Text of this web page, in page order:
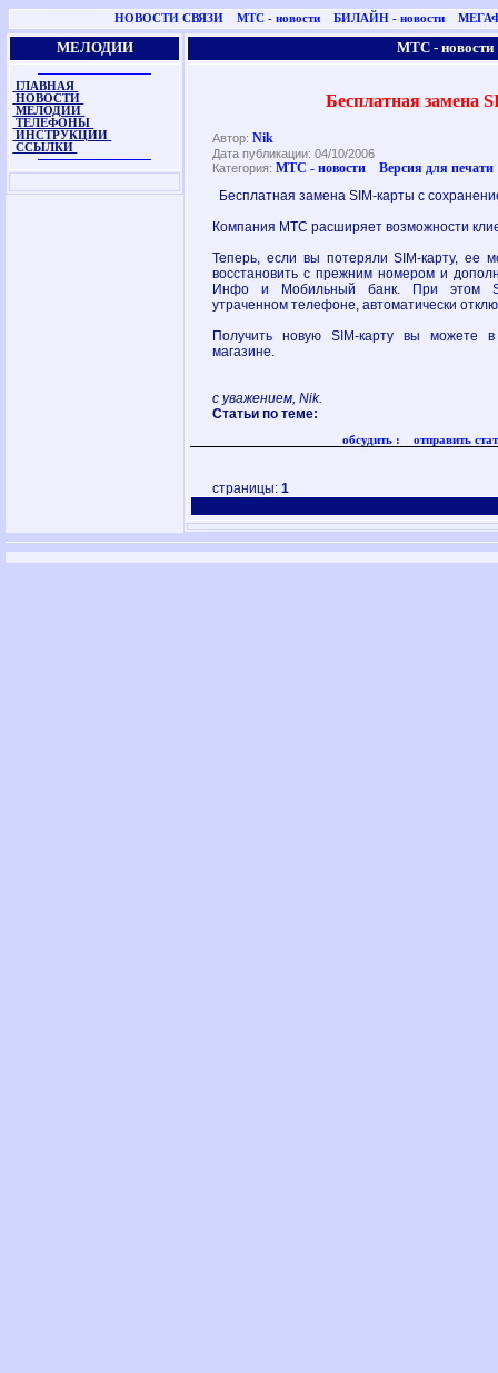
НОВОСТИ СВЯЗИ МТС - новости БИЛАЙН - новости
МЕЛОДИИ
ГЛАВНАЯ
НОВОСТИ
МЕЛОДИИ
ТЕЛЕФОНЫ
ИНСТРУКЦИИ
ССЫЛКИ
МТС - новости
Бесплатная замена
Автор:Nik
Дата публикации: 04/10/2006
Категория:МТС - новости
Версия для печати
Бесплатная замена SIM-карты с
Компания МТС расширяет возможности
Теперь, если вы потеряли SIM-карту, ее
восстановить с прежним номером и
Инфо и Мобильный банк. При этом
утраченном телефоне, автоматически
Получить новую SIM-карту вы можете
магазине.
с уважением, Nik.
Статьи по теме:
обсудить : отправить
страницы:1